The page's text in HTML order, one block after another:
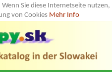
Sie diese Internetseite nutzen,
von Cookies Mehr Info